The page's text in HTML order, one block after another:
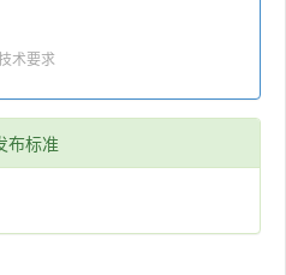
术要求
布标准